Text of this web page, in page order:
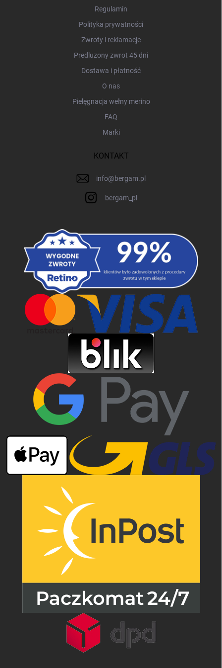
Regulamin
Polityka prywatności
Zwroty i reklamacje
Predluzony zwrot 45 dni
Dostawa i płatność
O nas
Pielęgnacja wełny merino
FAQ
Marki
KONTAKT
info@bergam.pl
bergam_pl